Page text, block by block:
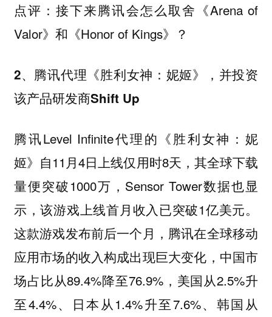
点评：接下来腾讯会怎么取舍《Arena of
Valor》和《Honor of Kings》？
2、腾讯代理《胜利女神：妮姬》，并投资
该产品研发商Shift Up
腾讯Level Infinite代理的《胜利女神：妮
姬》自11月4日上线仅用时8天，其全球下载
量便突破1000万，Sensor Tower数据也显
示，该游戏上线首月收入已突破1亿美元。
这款游戏发布前后一个月，腾讯在全球移动
应用市场的收入构成出现巨大变化，中国市
场占比从89.4%降至76.9%，美国从2.5%升
至4.4%、日本从1.4%升至7.6%、韩国从